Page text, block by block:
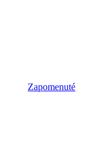
Zapomenuté